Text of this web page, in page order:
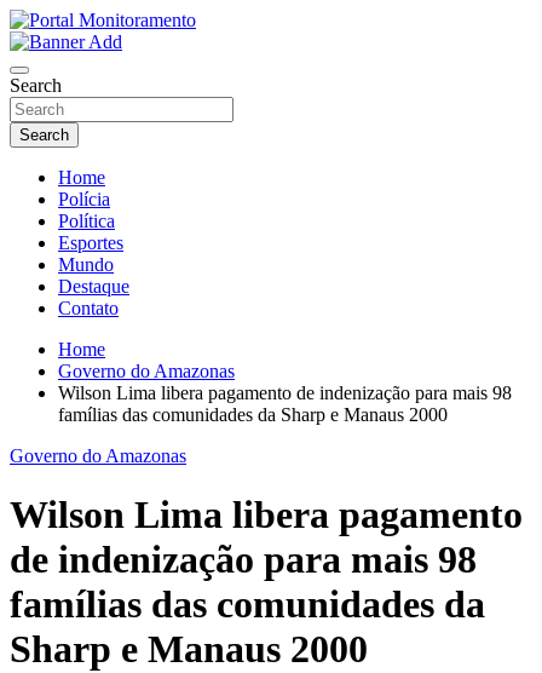
Skip
to
content
Portal Monitoramento
Search
Search
Home
Polícia
Política
Esportes
Mundo
Destaque
Contato
Home
Governo do Amazonas
Wilson Lima libera pagamento de indenização para mais 98
famílias das comunidades da Sharp e Manaus 2000
Governo do Amazonas
Wilson Lima libera pagamento
de indenização para mais 98
famílias das comunidades da
Sharp e Manaus 2000